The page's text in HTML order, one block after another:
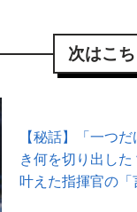
次はこち
【秘話】「一つ
き何を切り出し
叶えた指揮官の「